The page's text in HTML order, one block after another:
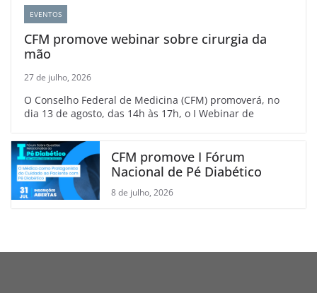
EVENTOS
CFM promove webinar sobre cirurgia da
mão
27 de julho, 2026
O Conselho Federal de Medicina (CFM) promoverá, no
dia 13 de agosto, das 14h às 17h, o I Webinar de
CFM promove I Fórum
Nacional de Pé Diabético
8 de julho, 2026